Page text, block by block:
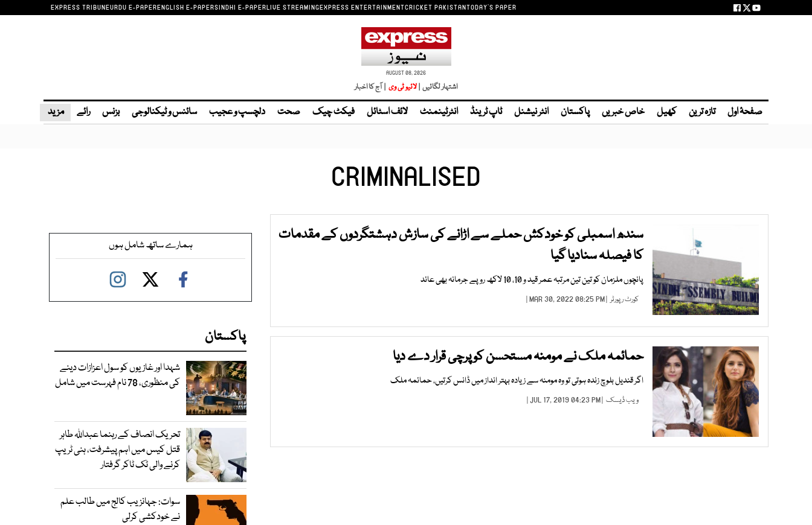
EXPRESS TRIBUNEURDU E-PAPERENGLISH E-PAPERSINDHI E-PAPERLIVE STREAMINGEXPRESS ENTERTAINMENTCRICKET PAKISTANTODAY'S PAPER
AUGUST 08, 2026
اشتہار لگائیں | | آج کا اخبار
صفحۂ اول تازہ ترین کھیل خاص خبریں پاکستان انٹر نیشنل ٹاپ ٹرینڈ انٹرٹینمنٹ لائف اسٹائل فیکٹ چیک صحت دلچسپ و عجیب سائنس و ٹیکنالوجی بزنس رائے مزید
CRIMINALISED
سندھ اسمبلی کو خودکش حملے سے اڑانے کی سازش دہشتگردوں کے مقدمات
کا فیصلہ سنادیا گیا
پانچوں ملزمان کو تین تین مرتبہ عمر قید و 10، 10 لاکھ روپے جرمانہ بھی عائد
کورٹ رپورٹر | MAR 30, 2022 08:25 PM |
حمائمہ ملک نے مومنہ مستحسن کو پرچی قرار دے دیا
اگر قندیل بلوچ زندہ ہوتی تو وہ مومنہ سے زیادہ بہتر انداز میں ڈانس کرتیں، حمائمہ ملک
ویب ڈیسک | JUL 17, 2019 04:23 PM |
ہمارے ساتھ شامل ہوں
پاکستان
شہدا اور غازیوں کو سول اعزازات دینے
کی منظوری، 78 نام فہرست میں شامل
تحریک انصاف کے رہنما عبداللہ طاہر
قتل کیس میں اہم پیشرفت، ہنی ٹریپ
کرنے والی ٹک ٹاکر گرفتار
سوات: جہانزیب کالج میں طالب علم
نے خودکشی کرلی